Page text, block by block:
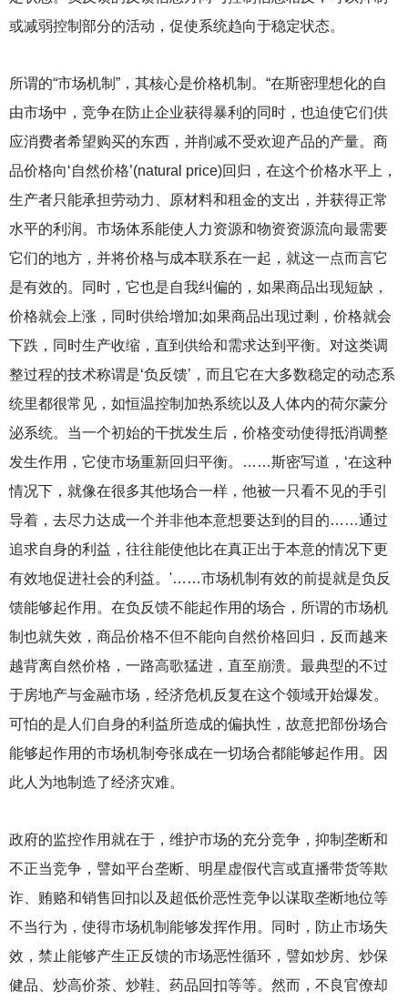
或减弱控制部分的活动，促使系统趋向于稳定状态。
所谓的“市场机制”，其核心是价格机制。“在斯密理想化的自
由市场中，竞争在防止企业获得暴利的同时，也迫使它们供
应消费者希望购买的东西，并削减不受欢迎产品的产量。商
品价格向‘自然价格’(natural price)回归，在这个价格水平上，
生产者只能承担劳动力、原材料和租金的支出，并获得正常
水平的利润。市场体系能使人力资源和物资资源流向最需要
它们的地方，并将价格与成本联系在一起，就这一点而言它
是有效的。同时，它也是自我纠偏的，如果商品出现短缺，
价格就会上涨，同时供给增加;如果商品出现过剩，价格就会
下跌，同时生产收缩，直到供给和需求达到平衡。对这类调
整过程的技术称谓是‘负反馈’，而且它在大多数稳定的动态系
统里都很常见，如恒温控制加热系统以及人体内的荷尔蒙分
泌系统。当一个初始的干扰发生后，价格变动使得抵消调整
发生作用，它使市场重新回归平衡。……斯密写道，‘在这种
情况下，就像在很多其他场合一样，他被一只看不见的手引
导着，去尽力达成一个并非他本意想要达到的目的……通过
追求自身的利益，往往能使他比在真正出于本意的情况下更
有效地促进社会的利益。'……市场机制有效的前提就是负反
馈能够起作用。在负反馈不能起作用的场合，所谓的市场机
制也就失效，商品价格不但不能向自然价格回归，反而越来
越背离自然价格，一路高歌猛进，直至崩溃。最典型的不过
于房地产与金融市场，经济危机反复在这个领域开始爆发。
可怕的是人们自身的利益所造成的偏执性，故意把部份场合
能够起作用的市场机制夸张成在一切场合都能够起作用。因
此人为地制造了经济灾难。
政府的监控作用就在于，维护市场的充分竞争，抑制垄断和
不正当竞争，譬如平台垄断、明星虚假代言或直播带货等欺
诈、贿赂和销售回扣以及超低价恶性竞争以谋取垄断地位等
不当行为，使得市场机制能够发挥作用。同时，防止市场失
效，禁止能够产生正反馈的市场恶性循环，譬如炒房、炒保
健品、炒高价茶、炒鞋、药品回扣等等。然而，不良官僚却